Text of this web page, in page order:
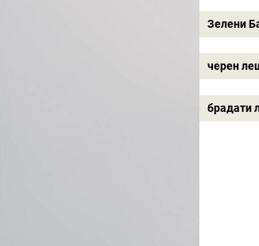
Зелени
черен
брадати